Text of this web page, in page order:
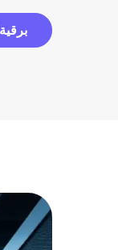
برقية